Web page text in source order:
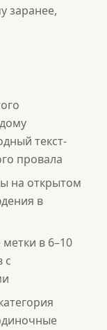
заранее,
текст-
провала
на открытом
в
в 6–10
с